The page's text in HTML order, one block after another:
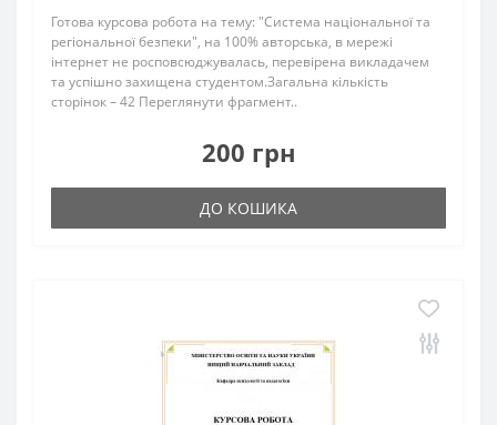
Готова курсова робота на тему: "Система національної та
регіональної безпеки", на 100% авторська, в мережі
інтернет не росповсюджувалась, перевірена викладачем
та успішно захищена студентом.Загальна кількість
сторінок – 42 Переглянути фрагмент..
200 грн
ДО КОШИКА